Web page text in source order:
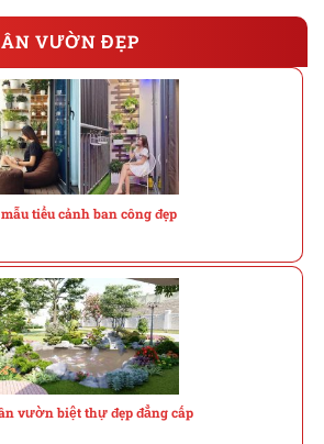
VƯỜN ĐẸP
mẫu tiểu cảnh ban công đẹp
vườn biệt thự đẹp đẳng cấp